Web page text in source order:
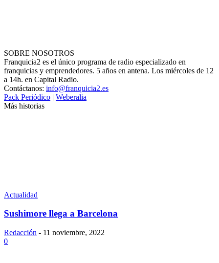
SOBRE NOSOTROS
Franquicia2 es el único programa de radio especializado en
franquicias y emprendedores. 5 años en antena. Los miércoles de 12
a 14h. en Capital Radio.
Contáctanos: info@franquicia2.es
Pack Periódico | Weberalia
Más historias
Actualidad
Sushimore llega a Barcelona
Redacción - 11 noviembre, 2022
0